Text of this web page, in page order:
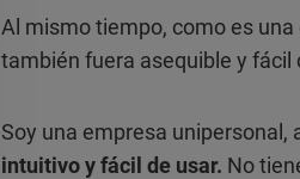
Al mismo tiempo, como es
también fuera asequible y fácil
Soy una empresa unipersonal,
intuitivo y fácil de usar. No